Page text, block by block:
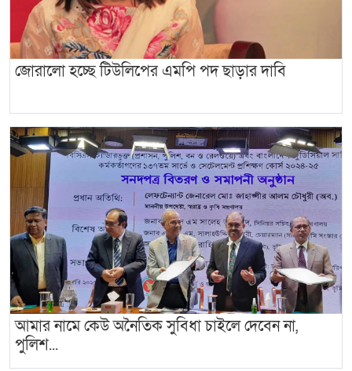
জোরালো হচ্ছে টিউলিপের এমপি পদ ছাড়ার দাবি
আমার নামে কেউ অনৈতিক সুবিধা চাইলে দেবেন না,
পুলিশ...